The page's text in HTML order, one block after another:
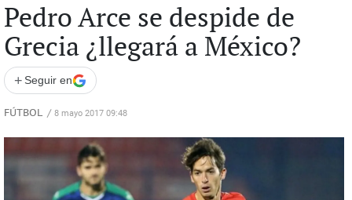
Pedro Arce se despide de
Grecia ¿llegará a México?
+ Seguir en
FÚTBOL / 8 mayo 2017 09:48